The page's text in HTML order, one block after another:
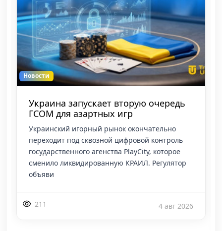
Новости
Украина запускает вторую очередь
ГСОМ для азартных игр
Украинский игорный рынок окончательно
переходит под сквозной цифровой контроль
государственного агенства PlayCity, которое
сменило ликвидированную КРАИЛ. Регулятор
объяви
211 4 авг 2026